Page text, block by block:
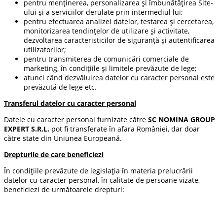
pentru menținerea, personalizarea și îmbunătățirea Site-
ului și a serviciilor derulate prin intermediul lui;
pentru efectuarea analizei datelor, testarea și cercetarea,
monitorizarea tendințelor de utilizare și activitate,
dezvoltarea caracteristicilor de siguranță și autentificarea
utilizatorilor;
pentru transmiterea de comunicări comerciale de
marketing, în condițiile și limitele prevăzute de lege;
atunci când dezvăluirea datelor cu caracter personal este
prevăzută de lege etc.
Transferul datelor cu caracter personal
Datele cu caracter personal furnizate către SC NOMINA GROUP
EXPERT S.R.L. pot fi transferate în afara României, dar doar
către state din Uniunea Europeană.
Drepturile de care beneficiezi
În condițiile prevăzute de legislația în materia prelucrării
datelor cu caracter personal, în calitate de persoane vizate,
beneficiezi de următoarele drepturi: